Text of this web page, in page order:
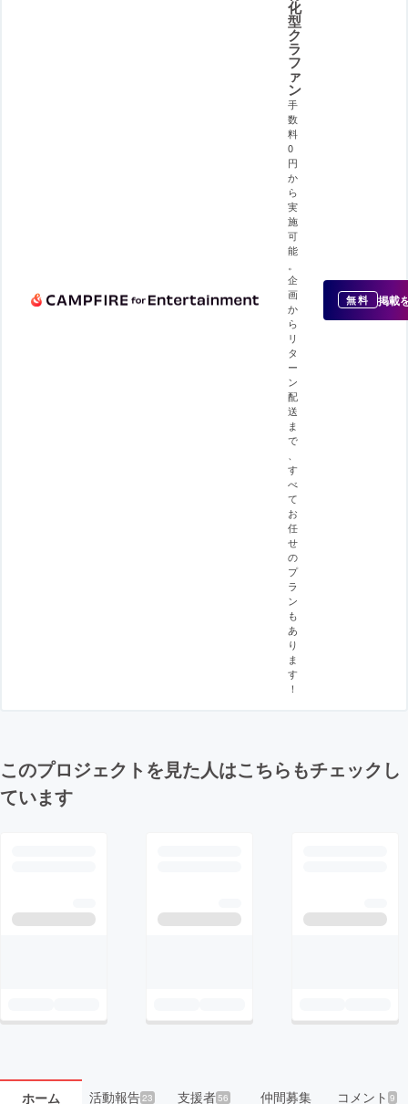
化
型
ク
ラ
フ
ァ
ン
手
数
料
0
円
か
ら
実
施
可
能
企
画
か
ら
リ
タ
ー
ン
配
送
ま
で
す
べ
て
お
任
せ
の
プ
ラ
ン
も
あ
り
ま
す
！
無料 掲載
このプロジェクトを見た人はこちらもチェックし
ています
ホーム 活動報告23 支援者56 仲間募集 コメント9